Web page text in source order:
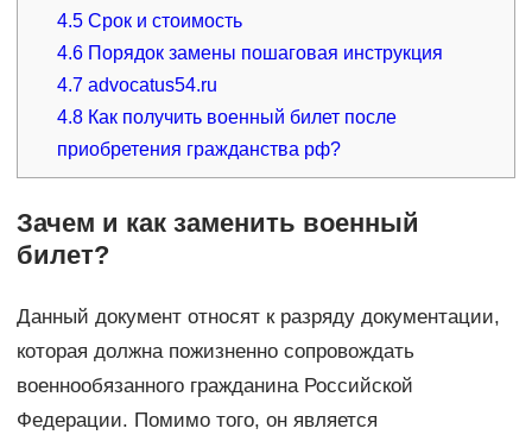
4.5 Срок и стоимость
4.6 Порядок замены пошаговая инструкция
4.7 advocatus54.ru
4.8 Как получить военный билет после
приобретения гражданства рф?
Зачем и как заменить военный
билет?
Данный документ относят к разряду документации,
которая должна пожизненно сопровождать
военнообязанного гражданина Российской
Федерации. Помимо того, он является